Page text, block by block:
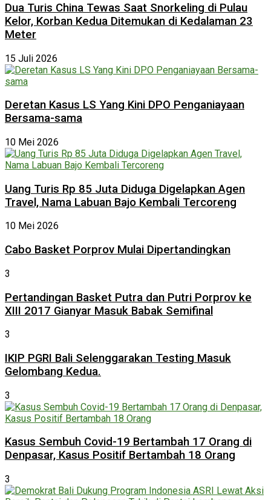
Dua Turis China Tewas Saat Snorkeling di Pulau
Kelor, Korban Kedua Ditemukan di Kedalaman 23
Meter
15 Juli 2026
Deretan Kasus LS Yang Kini DPO Penganiayaan
Bersama-sama
10 Mei 2026
Uang Turis Rp 85 Juta Diduga Digelapkan Agen
Travel, Nama Labuan Bajo Kembali Tercoreng
10 Mei 2026
Cabo Basket Porprov Mulai Dipertandingkan
3
Pertandingan Basket Putra dan Putri Porprov ke
XIII 2017 Gianyar Masuk Babak Semifinal
3
IKIP PGRI Bali Selenggarakan Testing Masuk
Gelombang Kedua.
3
Kasus Sembuh Covid-19 Bertambah 17 Orang di
Denpasar, Kasus Positif Bertambah 18 Orang
3